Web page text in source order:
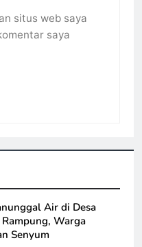
situs web saya
saya
Air di Desa
Warga
Senyum